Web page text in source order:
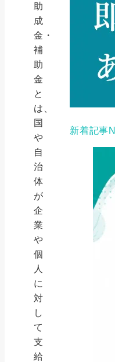
助
成
金・
補
助
金
と
は、
国
や
自
治
体
が
企
業
や
個
人
に
対
し
て
支
給
新着記事